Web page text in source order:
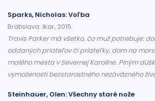
Sparks, Nicholas: Voľba
Bratislava: Ikar, 2015.
Travis Parker má všetko, čo muž potrebuje:
oddaných priateľov či priateľky, dom na
malého mesta v Severnej Karolíne. Plným
vymoženosti bezstarostného nezáväzného
Steinhauer, Olen: Všechny staré nože